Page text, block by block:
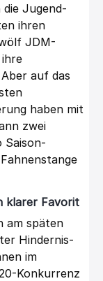
Jugend-
ihren
JDM-
auf das
haben mit
zwei
Saison-
klarer Favorit
am späten
Hindernis-
im
Konkurrenz